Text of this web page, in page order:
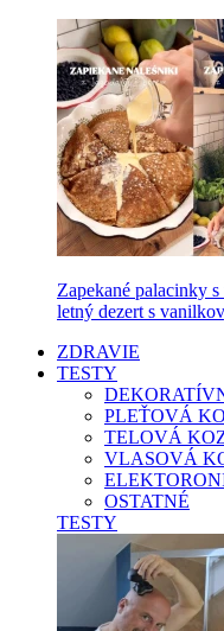
Zapekané palacinky
letný dezert s
ZDRAVIE
TESTY
PLEŤOVÁ
TELOVÁ
VLASOVÁ
OSTATNÉ
TESTY